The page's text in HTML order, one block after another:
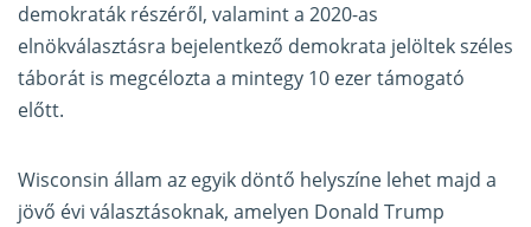
demokraták részéről, valamint a 2020-as
elnökválasztásra bejelentkező demokrata jelöltek széles
táborát is megcélozta a mintegy 10 ezer támogató
előtt.
Wisconsin állam az egyik döntő helyszíne lehet majd a
jövő évi választásoknak, amelyen Donald Trump